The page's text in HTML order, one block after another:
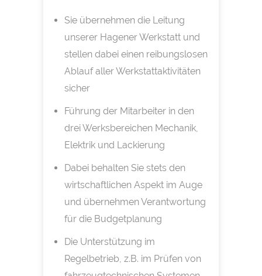
Sie übernehmen die Leitung
unserer Hagener Werkstatt und
stellen dabei einen reibungslosen
Ablauf aller Werkstattaktivitäten
sicher
Führung der Mitarbeiter in den
drei Werksbereichen Mechanik,
Elektrik und Lackierung
Dabei behalten Sie stets den
wirtschaftlichen Aspekt im Auge
und übernehmen Verantwortung
für die Budgetplanung
Die Unterstützung im
Regelbetrieb, z.B. im Prüfen von